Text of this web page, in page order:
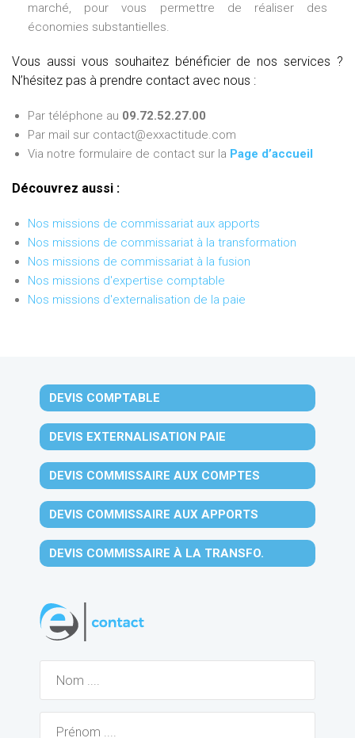
marché, pour vous permettre de réaliser des
économies substantielles.
Vous aussi vous souhaitez bénéficier de nos services ?
N’hésitez pas à prendre contact avec nous :
Par téléphone au 09.72.52.27.00
Par mail sur contact@exxactitude.com
Via notre formulaire de contact sur la Page d’accueil
Découvrez aussi :
Nos missions de commissariat aux apports
Nos missions de commissariat à la transformation
Nos missions de commissariat à la fusion
Nos missions d'expertise comptable
Nos missions d'externalisation de la paie
DEVIS COMPTABLE
DEVIS EXTERNALISATION PAIE
DEVIS COMMISSAIRE AUX COMPTES
DEVIS COMMISSAIRE AUX APPORTS
DEVIS COMMISSAIRE À LA TRANSFO.